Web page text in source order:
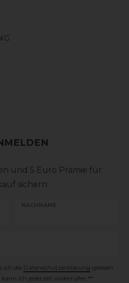
und 5 Euro Prämie für
sichern
NACHNAME
ich die Daten­schutz­erklärung gelesen
ich jederzeit widerrufen.**